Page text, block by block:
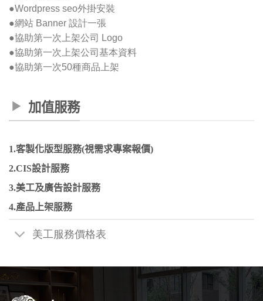
●Wordpress seo外掛安裝
●網站 Banner 設計一張
●協助第一次上架公司 Logo
●協助第一次上架公司基本資料
●協助第一次50種商品上架
加值服務
1.客製化版型服務(視需求專案報價)
2.CIS設計服務
3.美工及廣告設計服務
4.產品上架服務
美工服務價格表